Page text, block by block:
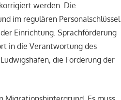
werden. Die
im regulären Personalschlüssel
Einrichtung. Sprachförderung
in die Verantwortung des
die Forderung der